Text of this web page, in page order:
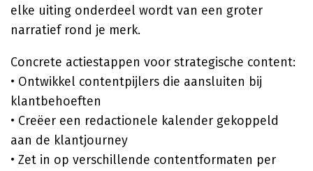
elke uiting onderdeel wordt van een groter
narratief rond je merk.
Concrete actiestappen voor strategische content:
• Ontwikkel contentpijlers die aansluiten bij
klantbehoeften
• Creëer een redactionele kalender gekoppeld
aan de klantjourney
• Zet in op verschillende contentformaten per